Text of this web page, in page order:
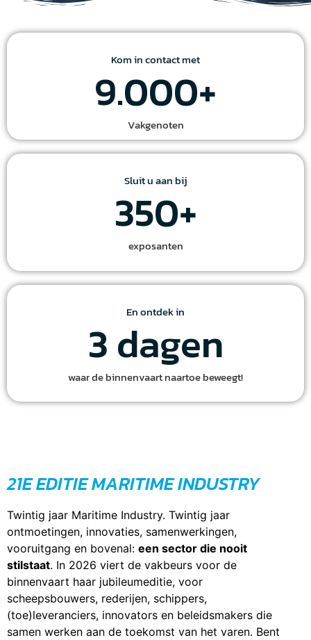
Kom in contact met
9.000+
Vakgenoten
Sluit u aan bij
350+
exposanten
En ontdek in
3 dagen
waar de binnenvaart naartoe beweegt!
21E EDITIE MARITIME INDUSTRY
Twintig jaar Maritime Industry. Twintig jaar
ontmoetingen, innovaties, samenwerkingen,
vooruitgang en bovenal: een sector die nooit
stilstaat. In 2026 viert de vakbeurs voor de
binnenvaart haar jubileumeditie, voor
scheepsbouwers, rederijen, schippers,
(toe)leveranciers, innovators en beleidsmakers die
samen werken aan de toekomst van het varen. Bent